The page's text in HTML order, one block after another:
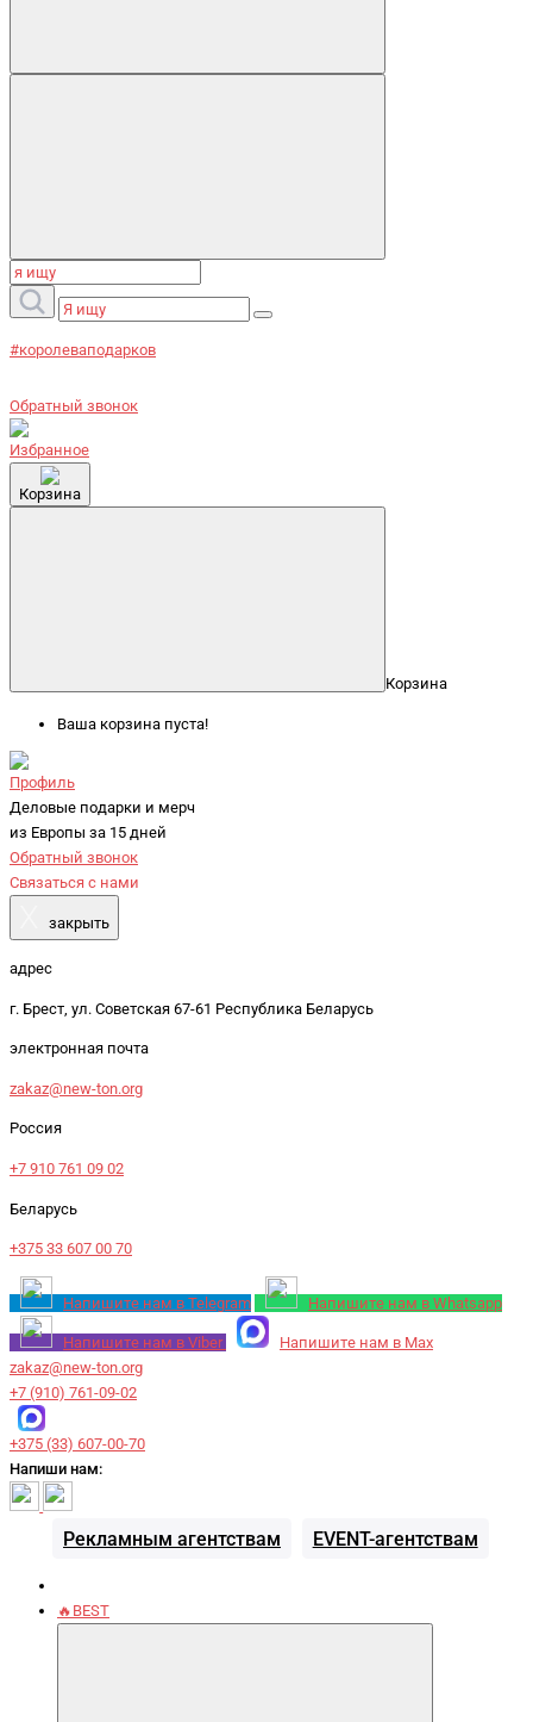
#королеваподарков
Обратный звонок
Избранное
Корзина
Корзина
Ваша корзина пуста!
Профиль
Деловые подарки и мерч
из Европы за 15 дней
Обратный звонок
Связаться с нами
закрыть
адрес
г. Брест, ул. Советская 67-61 Республика Беларусь
электронная почта
zakaz@new-ton.org
Россия
+7 910 761 09 02
Беларусь
+375 33 607 00 70
Напишите нам в Telegram Напишите нам в Whatsapp
Напишите нам в Viber
Напишите нам в Max
zakaz@new-ton.org
+7 (910) 761-09-02
+375 (33) 607-00-70
Напиши нам:
Рекламным агентствам EVENT-агентствам
🔥BEST